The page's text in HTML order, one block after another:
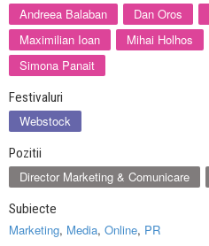
Andreea Balaban Dan Oros
Maximilian Ioan
Mihai Holhos
Simona Panait
Festivaluri
Webstock
Pozitii
Director Marketing & Comunicare
Subiecte
Marketing, Media, Online, PR